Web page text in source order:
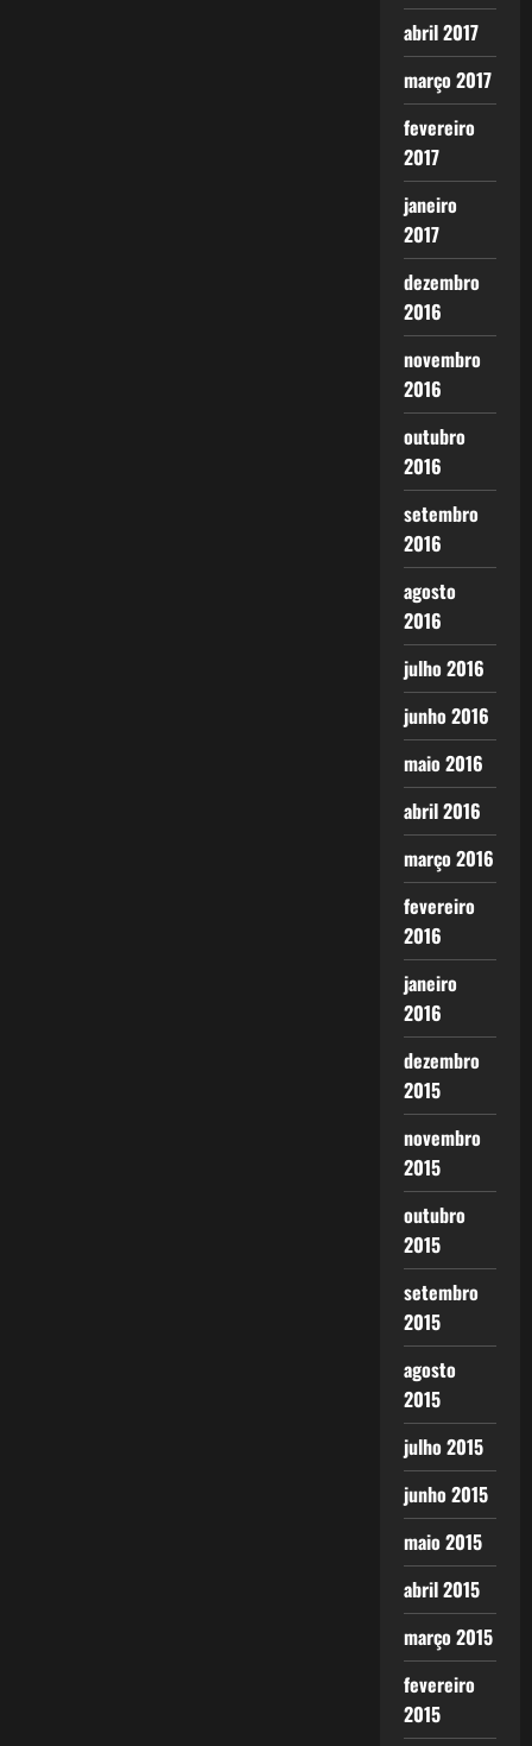
abril 2017
março 2017
fevereiro
2017
janeiro
2017
dezembro
2016
novembro
2016
outubro
2016
setembro
2016
agosto
2016
julho 2016
junho 2016
maio 2016
abril 2016
março 2016
fevereiro
2016
janeiro
2016
dezembro
2015
novembro
2015
outubro
2015
setembro
2015
agosto
2015
julho 2015
junho 2015
maio 2015
abril 2015
março 2015
fevereiro
2015